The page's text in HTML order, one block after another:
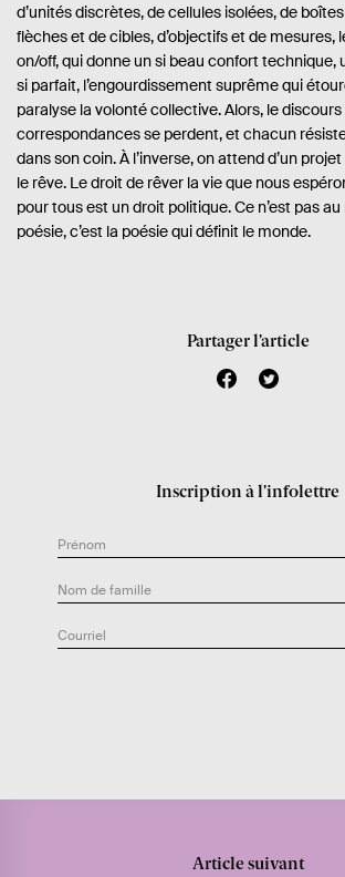
d’unités discrètes, de cellules isolées, de
flèches et de cibles, d’objectifs et de mesures,
on/off, qui donne un si beau confort technique,
si parfait, l’engourdissement suprême qui
paralyse la volonté collective. Alors, le
correspondances se perdent, et chacun
dans son coin. À l’inverse, on attend d’un
le rêve. Le droit de rêver la vie que nous
pour tous est un droit politique. Ce n’est pas
poésie, c’est la poésie qui définit le monde.
Partager l’article
f
o
t
r
Inscription à l’infolettre
Article suivant